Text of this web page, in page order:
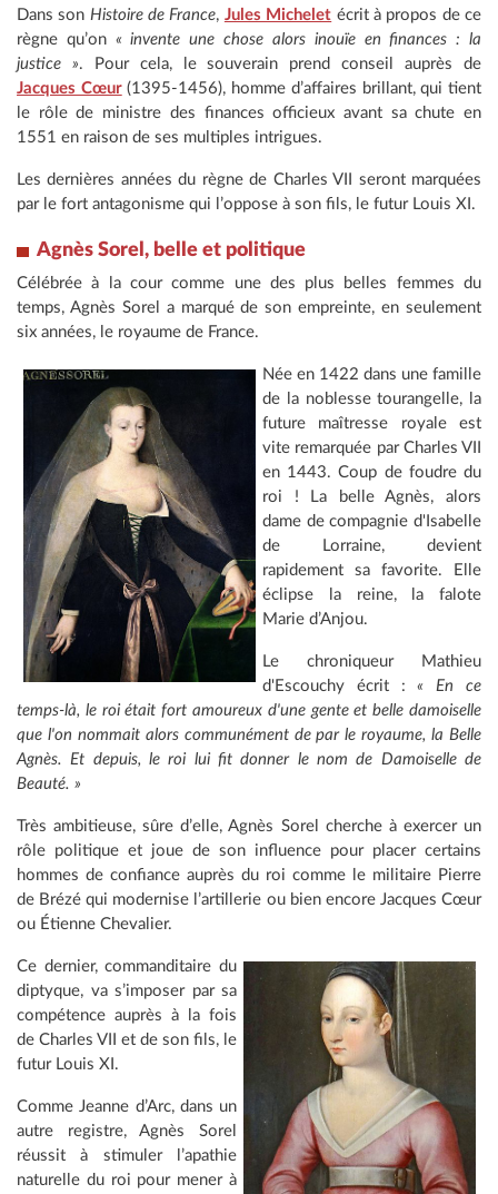
Dans son Histoire de France, Jules Michelet écrit à propos de ce
règne qu’on « invente une chose alors inouïe en finances : la
justice ». Pour cela, le souverain prend conseil auprès de
Jacques Cœur(1395-1456), homme d’affaires brillant, qui tient
le rôle de ministre des finances officieux avant sa chute en
1551 en raison de ses multiples intrigues.
Les dernières années du règne de Charles VII seront marquées
par le fort antagonisme qui l’oppose à son fils, le futur Louis XI.
Agnès Sorel, belle et politique
Célébrée à la cour comme une des plus belles femmes du
temps, Agnès Sorel a marqué de son empreinte, en seulement
six années, le royaume de France.
Née en 1422 dans une famille
de la noblesse tourangelle, la
future maîtresse royale est
vite remarquée par Charles VII
en 1443. Coup de foudre du
roi ! La belle Agnès, alors
dame de compagnie d'Isabelle
de Lorraine, devient
rapidement sa favorite. Elle
éclipse la reine, la falote
Marie d’Anjou.
Le chroniqueur Mathieu
d'Escouchy écrit :« En ce
temps-là, le roi était fort amoureux d'une gente et belle damoiselle
que l'on nommait alors communément de par le royaume, la Belle
Agnès. Et depuis, le roi lui fit donner le nom de Damoiselle de
Beauté. »
Très ambitieuse, sûre d’elle, Agnès Sorel cherche à exercer un
rôle politique et joue de son influence pour placer certains
hommes de confiance auprès du roi comme le militaire Pierre
de Brézé qui modernise l’artillerie ou bien encore Jacques Cœur
ou Étienne Chevalier.
Ce dernier, commanditaire du
diptyque, va s’imposer par sa
compétence auprès à la fois
de Charles VII et de son fils, le
futur Louis XI.
Comme Jeanne d’Arc, dans un
autre registre, Agnès Sorel
réussit à stimuler l’apathie
naturelle du roi pour mener à